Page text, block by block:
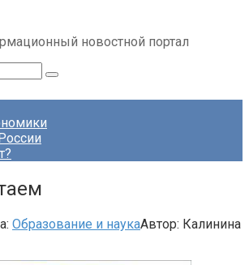
новостной портал
Образование и наукаАвтор: Калинина